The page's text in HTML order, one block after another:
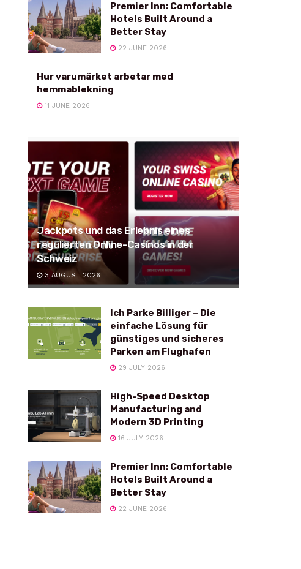
Premier Inn: Comfortable
Hotels Built Around a
Better Stay
22 JUNE 2026
Hur varumärket arbetar med
hemmablekning
11 JUNE 2026
Jackpots und das Erlebnis eines
regulierten Online-Casinos in der
Schweiz
3 AUGUST 2026
Ich Parke Billiger – Die
einfache Lösung für
günstiges und sicheres
Parken am Flughafen
29 JULY 2026
High-Speed Desktop
Manufacturing and
Modern 3D Printing
16 JULY 2026
Premier Inn: Comfortable
Hotels Built Around a
Better Stay
22 JUNE 2026